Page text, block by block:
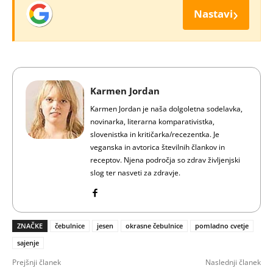
Nastavi›
Karmen Jordan
Karmen Jordan je naša dolgoletna sodelavka,
novinarka, literarna komparativistka,
slovenistka in kritičarka/recezentka. Je
veganska in avtorica številnih člankov in
receptov. Njena področja so zdrav življenjski
slog ter nasveti za zdravje.
ZNAČKE čebulnice jesen okrasne čebulnice
pomladno cvetje
sajenje
Prejšnji članek Naslednji članek